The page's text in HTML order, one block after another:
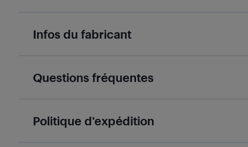
Infos du fabricant
Questions fréquentes
Politique d’expédition